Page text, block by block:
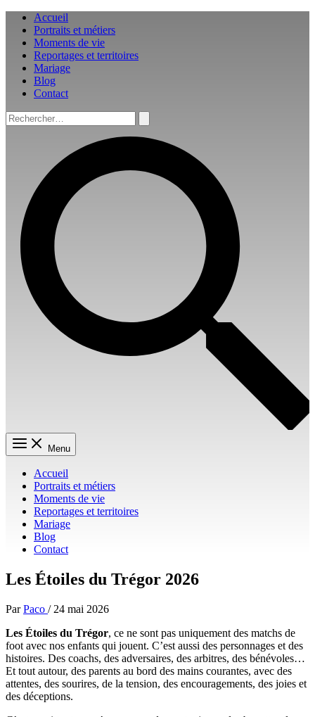
Aller
contenu
Accueil
Portraits et métiers
Moments de vie
Reportages et territoires
Mariage
Blog
Contact
Rechercher :
Menu
Accueil
Portraits et métiers
Moments de vie
Reportages et territoires
Mariage
Blog
Contact
Les Étoiles du Trégor 2026
ParPaco / 24 mai 2026
Les Étoiles du Trégor, ce ne sont pas uniquement des matchs de
foot avec nos enfants qui jouent. C’est aussi des personnages et des
histoires. Des coachs, des adversaires, des arbitres, des bénévoles…
Et tout autour, des parents au bord des mains courantes, avec des
attentes, des sourires, de la tension, des encouragements, des joies et
des déceptions.